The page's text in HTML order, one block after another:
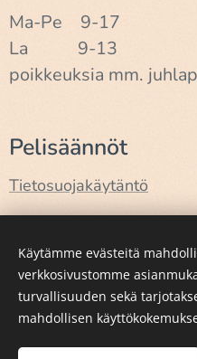
Ma-Pe 9-17
La 9-13
poikkeuksia mm.
Pelisäännöt
Tietosuojakäytäntö
Luotu
Käytämme evästeitä
verkkosivustomme
turvallisuuden sekä
mahdollisen